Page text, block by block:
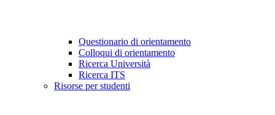
Questionario di orientamento
Colloqui di orientamento
Ricerca Università
Ricerca ITS
Risorse per studenti